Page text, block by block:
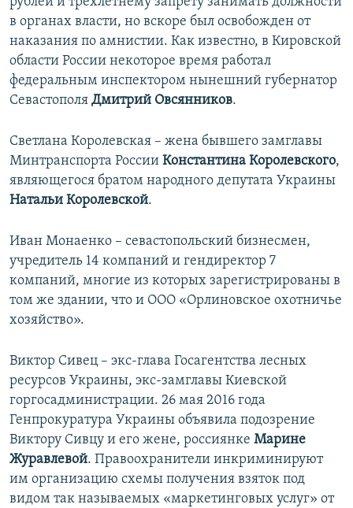
в органах власти, но вскоре был освобожден от
наказания по амнистии. Как известно, в Кировской
области России некоторое время работал
федеральным инспектором нынешний губернатор
Севастополя Дмитрий Овсянников.
Светлана Королевская – жена бывшего замглавы
Минтранспорта России Константина Королевского,
являющегося братом народного депутата Украины
Натальи Королевской.
Иван Монаенко – севастопольский бизнесмен,
учредитель 14 компаний и гендиректор 7
компаний, многие из которых зарегистрированы в
том же здании, что и ООО «Орлиновское охотничье
хозяйство».
Виктор Сивец – экс-глава Госагентства лесных
ресурсов Украины, экс-замглавы Киевской
горгосадминистрации. 26 мая 2016 года
Генпрокуратура Украины объявила подозрение
Виктору Сивцу и его жене, россиянке Марине
Журавлевой. Правоохранители инкриминируют
им организацию схемы получения взяток под
видом так называемых «маркетинговых услуг» от